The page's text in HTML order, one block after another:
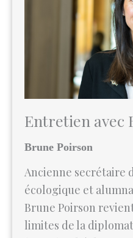
Entretien avec
Brune Poirson
Ancienne secrétaire
écologique et alumna
Brune Poirson
limites de la
française, l’échec
rôle des entreprises